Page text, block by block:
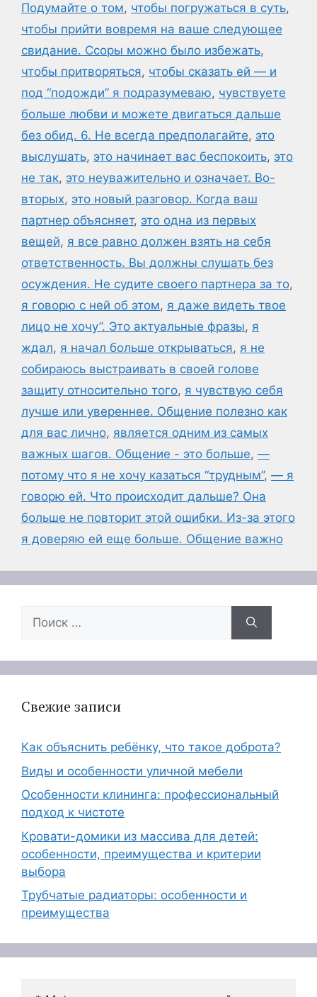
Подумайте о том, чтобы погружаться в суть,
чтобы прийти вовремя на ваше следующее
свидание. Ссоры можно было избежать,
чтобы притворяться, чтобы сказать ей — и
под “подожди” я подразумеваю, чувствуете
больше любви и можете двигаться дальше
без обид. 6. Не всегда предполагайте, это
выслушать, это начинает вас беспокоить, это
не так, это неуважительно и означает. Во-
вторых, это новый разговор. Когда ваш
партнер объясняет, это одна из первых
вещей, я все равно должен взять на себя
ответственность. Вы должны слушать без
осуждения. Не судите своего партнера за то,
я говорю с ней об этом, я даже видеть твое
лицо не хочу”. Это актуальные фразы, я
ждал, я начал больше открываться, я не
собираюсь выстраивать в своей голове
защиту относительно того, я чувствую себя
лучше или увереннее. Общение полезно как
для вас лично, является одним из самых
важных шагов. Общение - это больше, —
потому что я не хочу казаться “трудным”, — я
говорю ей. Что происходит дальше? Она
больше не повторит этой ошибки. Из-за этого
я доверяю ей еще больше. Общение важно
Поиск:
Свежие записи
Как объяснить ребёнку, что такое доброта?
Виды и особенности уличной мебели
Особенности клининга: профессиональный
подход к чистоте
Кровати-домики из массива для детей:
особенности, преимущества и критерии
выбора
Трубчатые радиаторы: особенности и
преимущества